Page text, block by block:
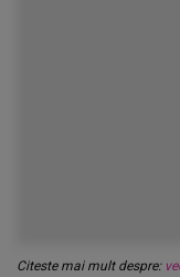
Citeste mai mult despre: